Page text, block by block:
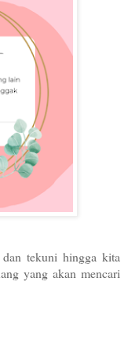
tekuni hingga kita
yang akan mencari